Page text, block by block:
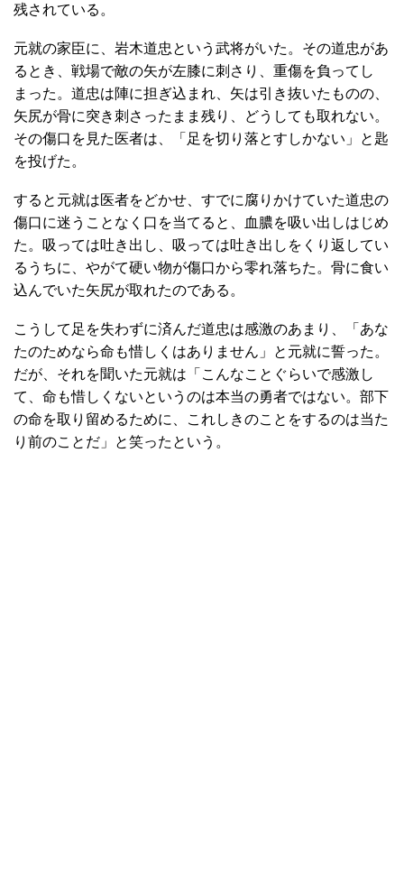
残されている。
元就の家臣に、岩木道忠という武将がいた。その道忠があ
るとき、戦場で敵の矢が左膝に刺さり、重傷を負ってし
まった。道忠は陣に担ぎ込まれ、矢は引き抜いたものの、
矢尻が骨に突き刺さったまま残り、どうしても取れない。
その傷口を見た医者は、「足を切り落とすしかない」と匙
を投げた。
すると元就は医者をどかせ、すでに腐りかけていた道忠の
傷口に迷うことなく口を当てると、血膿を吸い出しはじめ
た。吸っては吐き出し、吸っては吐き出しをくり返してい
るうちに、やがて硬い物が傷口から零れ落ちた。骨に食い
込んでいた矢尻が取れたのである。
こうして足を失わずに済んだ道忠は感激のあまり、「あな
たのためなら命も惜しくはありません」と元就に誓った。
だが、それを聞いた元就は「こんなことぐらいで感激し
て、命も惜しくないというのは本当の勇者ではない。部下
の命を取り留めるために、これしきのことをするのは当た
り前のことだ」と笑ったという。